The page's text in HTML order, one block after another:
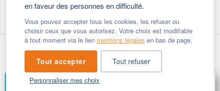
en faveur des personnes en difficulté.
Vous pouvez accepter tous les cookies, les refuser ou
choisir ceux que vous autorisez. Votre choix est modifiable
à tout moment via le lien mentions légales en bas de page.
Tout accepter Tout refuser
Personnaliser mes choix
+ 33 (0)4 72 27 42 58
- © 2026 Habitat & Humanisme